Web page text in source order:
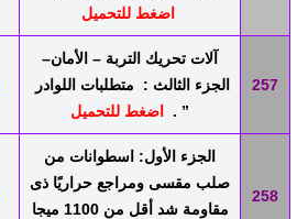
اضغط للتحميل
257
آلات تحريك التربة – الأمان–
الجزء الثالث : متطلبات اللوادر
” .
اضغط للتحميل
258
الجزء الأول: اسطوانات من
صلب مقسى ومراجع حراريًا ذى
مقاومة شد أقل من 1100 ميجا